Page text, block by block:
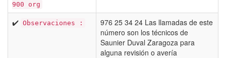
900 org
✔️ Observaciones :
976 25 34 24 Las llamadas de este
número son los técnicos de
Saunier Duval Zaragoza para
alguna revisión o avería